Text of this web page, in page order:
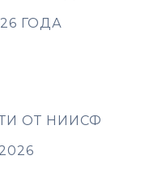
ГОДА
ОТ НИИСФ